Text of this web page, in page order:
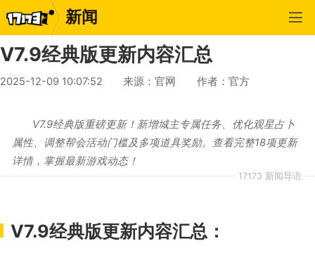
新闻
V7.9经典版更新内容汇总
2025-12-09 10:07:52 来源：官网 作者：官方
17173 新闻导语
V7.9经典版重磅更新！新增城主专属任务、优化观星占卜
属性、调整帮会活动门槛及多项道具奖励。查看完整18项更新
详情，掌握最新游戏动态！
V7.9经典版更新内容汇总：